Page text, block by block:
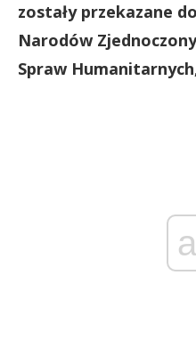
zostały przekazane
Narodów
Spraw